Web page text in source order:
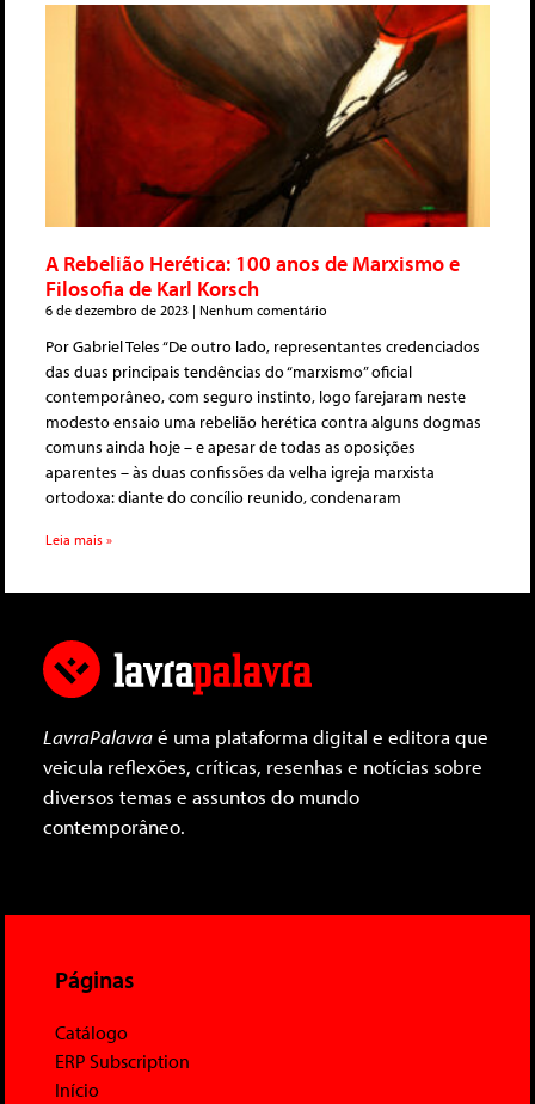
A Rebelião Herética: 100 anos de Marxismo e
Filosofia de Karl Korsch
6 de dezembro de 2023 Nenhum comentário
Por Gabriel Teles “De outro lado, representantes credenciados
das duas principais tendências do “marxismo” oficial
contemporâneo, com seguro instinto, logo farejaram neste
modesto ensaio uma rebelião herética contra alguns dogmas
comuns ainda hoje – e apesar de todas as oposições
aparentes – às duas confissões da velha igreja marxista
ortodoxa: diante do concílio reunido, condenaram
Leia mais »
LavraPalavraé uma plataforma digital e editora que
veicula reflexões, críticas, resenhas e notícias sobre
diversos temas e assuntos do mundo
contemporâneo.
Páginas
Catálogo
ERP Subscription
Início